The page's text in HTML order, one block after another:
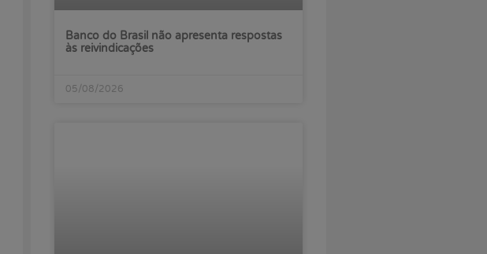
Banco do Brasil não apresenta respostas
às reivindicações
05/08/2026